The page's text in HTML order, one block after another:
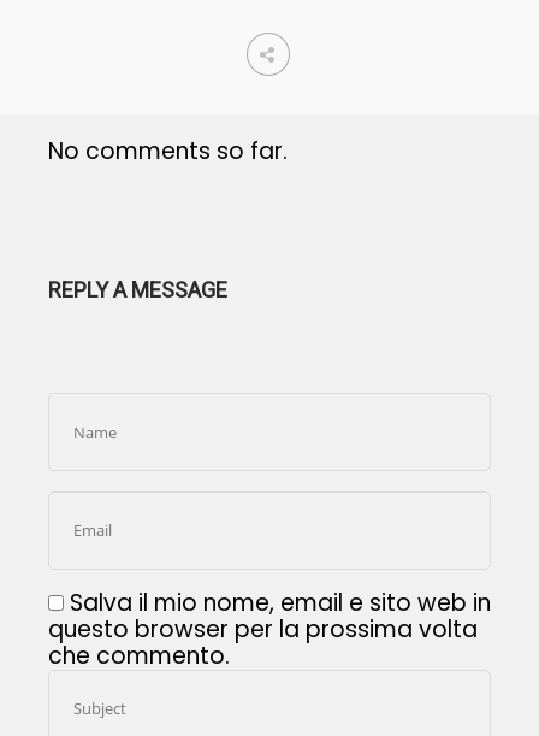
No comments so far.
REPLY A MESSAGE
Salva il mio nome, email e sito web in
questo browser per la prossima volta
che commento.